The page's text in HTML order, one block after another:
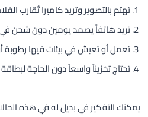
تهتم بالتصوير وتريد كاميرا تُقارب
تريد هاتفاً يصمد يومين دون شحن
تعمل أو تعيش في بيئات فيها رطوبة
تحتاج تخزيناً واسعاً دون الحاجة
يمكنك التفكير في بديل له في هذه